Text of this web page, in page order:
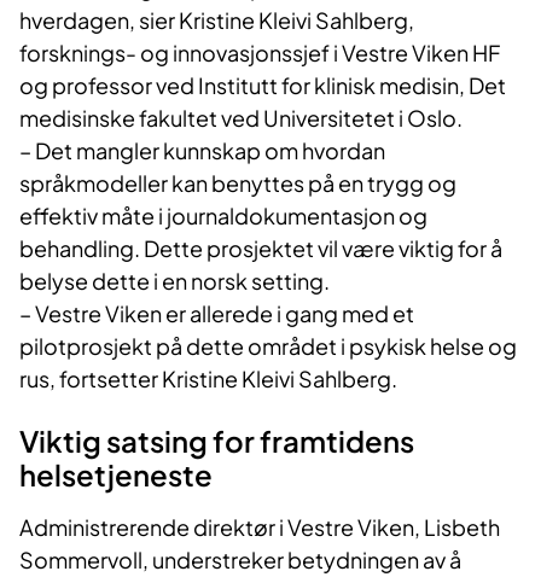
hverdagen, sier Kristine Kleivi Sahlberg,
forsknings- og innovasjonssjef i Vestre Viken HF
og professor ved Institutt for klinisk medisin, Det
medisinske fakultet ved Universitetet i Oslo.
– Det mangler kunnskap om hvordan
språkmodeller kan benyttes på en trygg og
effektiv måte i journaldokumentasjon og
behandling. Dette prosjektet vil være viktig for å
belyse dette i en norsk setting.
– Vestre Viken er allerede i gang med et
pilotprosjekt på dette området i psykisk helse og
rus, fortsetter Kristine Kleivi Sahlberg.
Viktig satsing for framtidens
helsetjeneste
Administrerende direktør i Vestre Viken, Lisbeth
Sommervoll, understreker betydningen av å